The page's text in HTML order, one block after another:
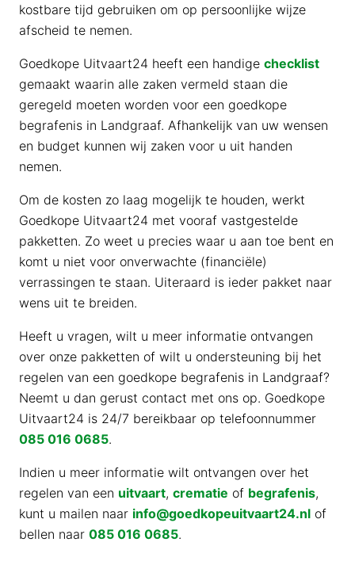
kostbare tijd gebruiken om op persoonlijke wijze
afscheid te nemen.
Goedkope Uitvaart24 heeft een handige checklist
gemaakt waarin alle zaken vermeld staan die
geregeld moeten worden voor een goedkope
begrafenis in Landgraaf. Afhankelijk van uw wensen
en budget kunnen wij zaken voor u uit handen
nemen.
Om de kosten zo laag mogelijk te houden, werkt
Goedkope Uitvaart24 met vooraf vastgestelde
pakketten. Zo weet u precies waar u aan toe bent en
komt u niet voor onverwachte (financiële)
verrassingen te staan. Uiteraard is ieder pakket naar
wens uit te breiden.
Heeft u vragen, wilt u meer informatie ontvangen
over onze pakketten of wilt u ondersteuning bij het
regelen van een goedkope begrafenis in Landgraaf?
Neemt u dan gerust contact met ons op. Goedkope
Uitvaart24 is 24/7 bereikbaar op telefoonnummer
085 016 0685.
Indien u meer informatie wilt ontvangen over het
regelen van een uitvaart, crematie of begrafenis,
kunt u mailen naar info@goedkopeuitvaart24.nl of
bellen naar 085 016 0685.